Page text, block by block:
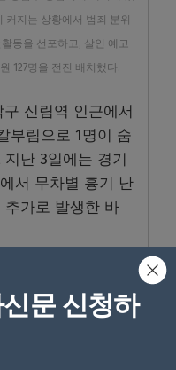
지는 상황에서 범죄 분위
동을 선포하고, 살인 예고
127명을 전진 배치했다.
신림역 인근에서
부림으로 1명이 숨
난 3일에는 경기
서 무차별 흉기 난
추가로 발생한 바
하는 일도 있었다.
이 돌아다닌다는
문 신청하